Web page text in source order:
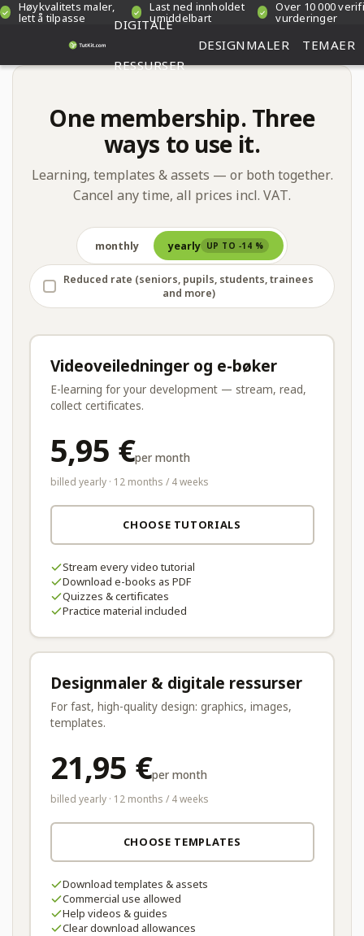
Høykvalitets maler,
lett å tilpasse
Last ned innholdet
umiddelbart
Over 10 000
vurderinger
DIGITALE
RESSURSER
DESIGNMALER TEMAER
One membership. Three
ways to use it.
Learning, templates & assets — or both together.
Cancel any time, all prices incl. VAT.
monthly yearly UP TO −14 %
Reduced rate (seniors, pupils, students, trainees
and more)
Videoveiledninger og e-bøker
E-learning for your development — stream, read,
collect certificates.
5,95 €per month
billed yearly · 12 months / 4 weeks
CHOOSE TUTORIALS
Stream every video tutorial
Download e-books as PDF
Quizzes & certificates
Practice material included
Designmaler & digitale ressurser
For fast, high-quality design: graphics, images,
templates.
21,95 €per month
billed yearly · 12 months / 4 weeks
CHOOSE TEMPLATES
Download templates & assets
Commercial use allowed
Help videos & guides
Clear download allowances